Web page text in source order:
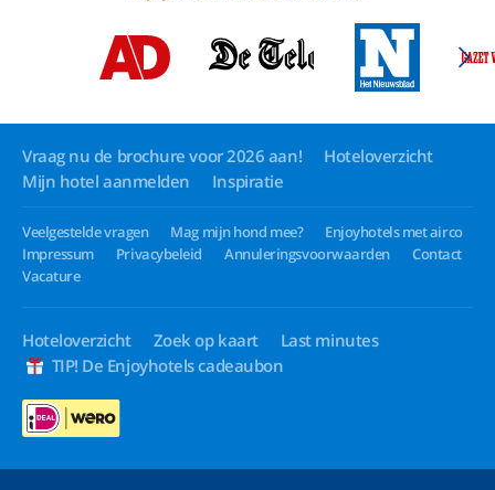
Vraag nu de brochure voor 2026 aan!
Hoteloverzicht
Mijn hotel aanmelden
Inspiratie
Veelgestelde vragen Mag mijn hond mee?
Enjoyhotels met airco
Impressum
Privacybeleid Annuleringsvoorwaarden
Contact
Vacature
Hoteloverzicht Zoek op kaart
Last minutes
TIP! De Enjoyhotels cadeaubon